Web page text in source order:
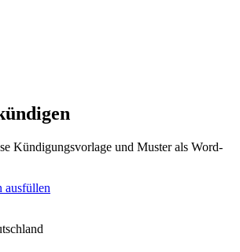
Kündigungsvorlage und Muster als Word-
ausfüllen